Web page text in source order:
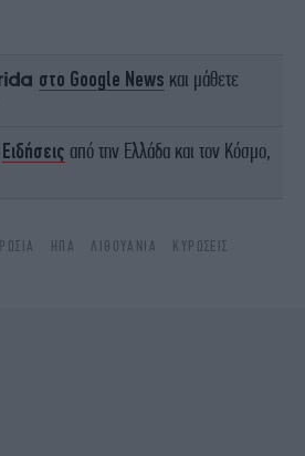
στο Google News και μάθετε
Ειδήσεις από την Ελλάδα και τον Κόσμο,
ΡΩΣΙΑ ΗΠΑ ΛΙΘΟΥΑΝΊΑ
ΚΥΡΏΣΕΙΣ